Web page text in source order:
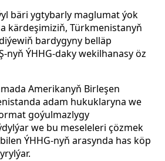
bäri ygtybarly maglumat ýok
kärdeşimiziň, Türkmenistanyň
bardygyny belläp
nyň ÝHHG-daky wekilhanasy öz
Amerikanyň Birleşen
adam hukuklaryna we
goýulmazlygy
we bu meseleleri çözmek
ÝHHG-nyň arasynda has köp